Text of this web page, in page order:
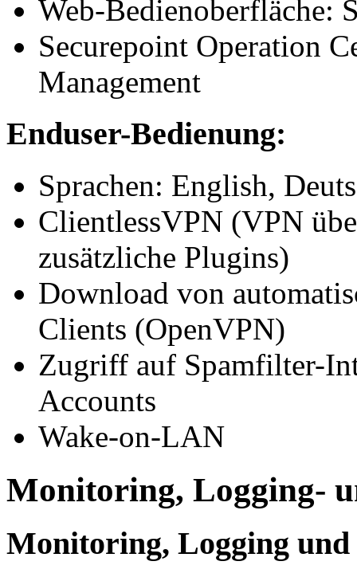
Web-Bedienoberfläche:
Securepoint Operation
Management
Enduser-Bedienung:
Sprachen: English,
ClientlessVPN (VPN
zusätzliche Plugins)
Download von
Clients (OpenVPN)
Zugriff auf Spamfilter-
Accounts
Wake-on-LAN
Monitoring, Logging-
Monitoring, Logging